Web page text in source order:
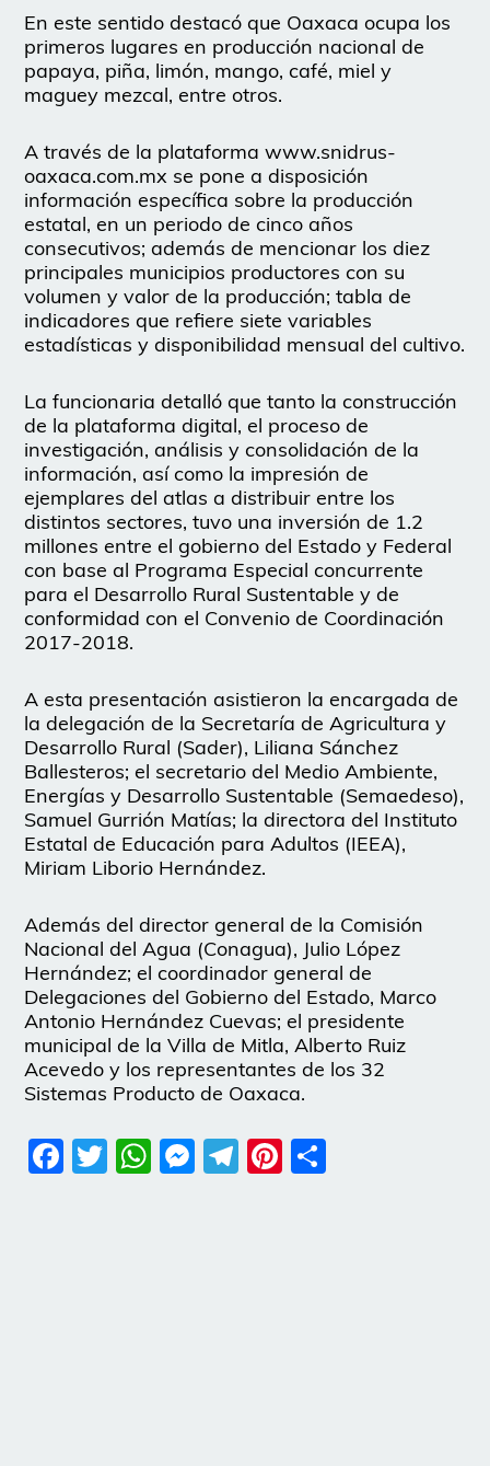
En este sentido destacó que Oaxaca ocupa los
primeros lugares en producción nacional de
papaya, piña, limón, mango, café, miel y
maguey mezcal, entre otros.
A través de la plataforma www.snidrus-
oaxaca.com.mx se pone a disposición
información específica sobre la producción
estatal, en un periodo de cinco años
consecutivos; además de mencionar los diez
principales municipios productores con su
volumen y valor de la producción; tabla de
indicadores que refiere siete variables
estadísticas y disponibilidad mensual del cultivo.
La funcionaria detalló que tanto la construcción
de la plataforma digital, el proceso de
investigación, análisis y consolidación de la
información, así como la impresión de
ejemplares del atlas a distribuir entre los
distintos sectores, tuvo una inversión de 1.2
millones entre el gobierno del Estado y Federal
con base al Programa Especial concurrente
para el Desarrollo Rural Sustentable y de
conformidad con el Convenio de Coordinación
2017-2018.
A esta presentación asistieron la encargada de
la delegación de la Secretaría de Agricultura y
Desarrollo Rural (Sader), Liliana Sánchez
Ballesteros; el secretario del Medio Ambiente,
Energías y Desarrollo Sustentable (Semaedeso),
Samuel Gurrión Matías; la directora del Instituto
Estatal de Educación para Adultos (IEEA),
Miriam Liborio Hernández.
Además del director general de la Comisión
Nacional del Agua (Conagua), Julio López
Hernández; el coordinador general de
Delegaciones del Gobierno del Estado, Marco
Antonio Hernández Cuevas; el presidente
municipal de la Villa de Mitla, Alberto Ruiz
Acevedo y los representantes de los 32
Sistemas Producto de Oaxaca.
Facebook
Twitter
WhatsApp
Messenger
Telegram
Pinterest